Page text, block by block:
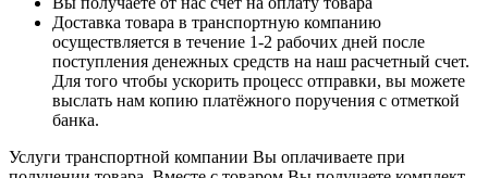
Доставка товара в транспортную компанию
осуществляется в течение 1-2 рабочих дней после
поступления денежных средств на наш расчетный счет.
Для того чтобы ускорить процесс отправки, вы можете
выслать нам копию платёжного поручения с отметкой
банка.
Услуги транспортной компании Вы оплачиваете при